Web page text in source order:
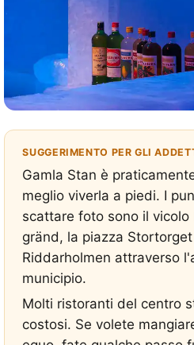
SUGGERIMENTO PER GLI
Gamla Stan è
meglio viverla a piedi. I
scattare foto sono il vicolo
gränd, la piazza
Riddarholmen attraverso
municipio.
Molti ristoranti del centro
costosi. Se volete